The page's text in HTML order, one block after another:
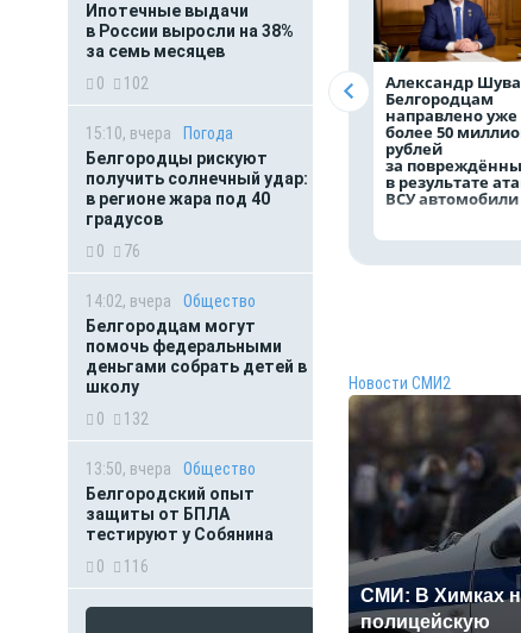
Ипотечные выдачи
в России выросли на 38%
за семь месяцев
0
102
15:10, вчера
Погода
Белгородцы рискуют
получить солнечный удар:
в регионе жара под 40
градусов
0
76
14:02, вчера
Общество
Белгородцам могут
помочь федеральными
деньгами собрать детей в
школу
0
132
13:50, вчера
Общество
Белгородский опыт
защиты от БПЛА
тестируют у Собянина
0
116
Александр
Белгородцам
направлено уже
более 50
рублей
за
в результате
ВСУ автомобили
Новости СМИ2
СМИ: В Химках
полицейскую